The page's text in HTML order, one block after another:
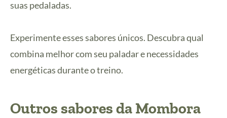
suas pedaladas.
Experimente esses sabores únicos. Descubra qual
combina melhor com seu paladar e necessidades
energéticas durante o treino.
Outros sabores da Mombora